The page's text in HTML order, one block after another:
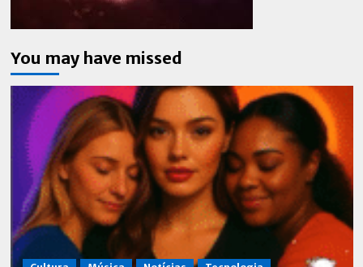
You may have missed